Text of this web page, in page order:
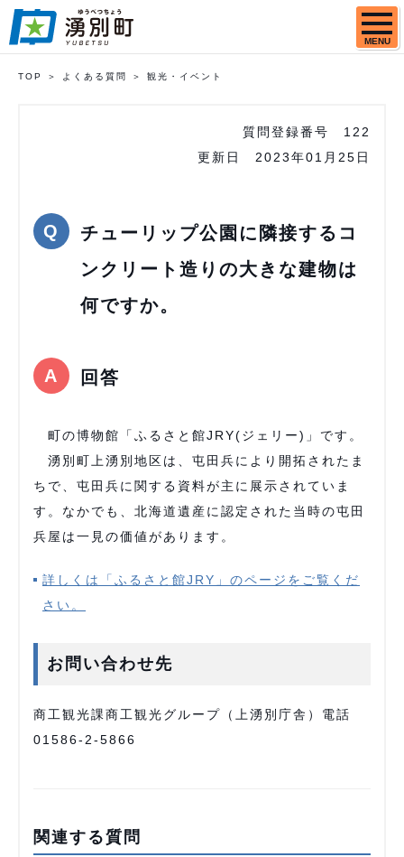
MENU
TOP よくある質問 観光・イベント
質問登録番号
122
更新日
2023年01月25日
チューリップ公園に隣接するコ
ンクリート造りの大きな建物は
何ですか。
回答
町の博物館「ふるさと館JRY(ジェリー)」です。
湧別町上湧別地区は、屯田兵により開拓されたま
ちで、屯田兵に関する資料が主に展示されていま
す。なかでも、北海道遺産に認定された当時の屯田
兵屋は一見の価値があります。
詳しくは「ふるさと館JRY」のページをご覧くだ
さい。
お問い合わせ先
商工観光課商工観光グループ（上湧別庁舎）電話
01586-2-5866
関連する質問